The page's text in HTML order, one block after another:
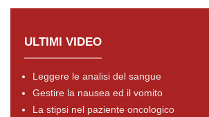
ULTIMI VIDEO
Leggere le analisi del sangue
Gestire la nausea ed il vomito
La stipsi nel paziente oncologico